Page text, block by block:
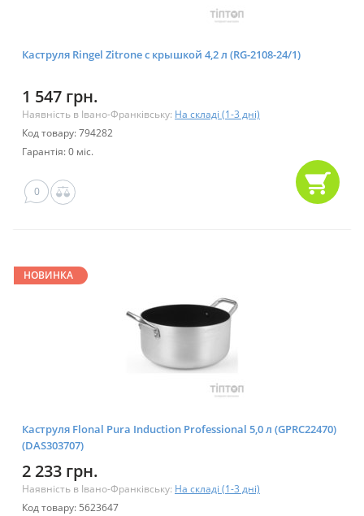
Каструля Ringel Zitrone с крышкой 4,2 л (RG-2108-24/1)
1 547 грн.
Наявність в Івано-Франківську: На складі (1-3 дні)
Код товару: 794282
Гарантія: 0 міс.
0
НОВИНКА
Каструля Flonal Pura Induction Professional 5,0 л (GPRC22470)
(DAS303707)
2 233 грн.
Наявність в Івано-Франківську: На складі (1-3 дні)
Код товару: 5623647